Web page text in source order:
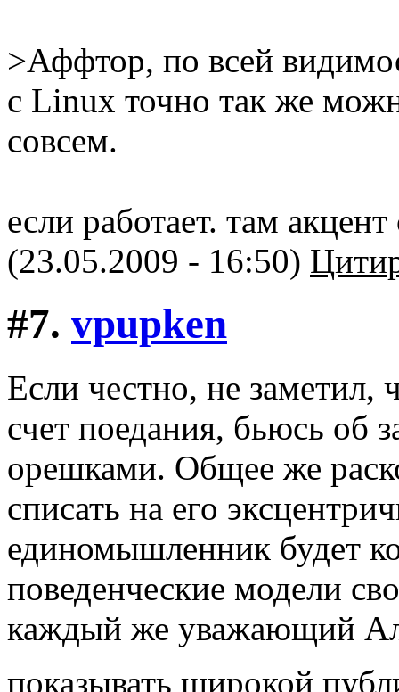
>Аффтор, по всей
с Linux точно так же
совсем.
если работает. там
(23.05.2009 - 16:50)
#7. vpupken
Если честно, не заметил,
счет поедания, бьюсь об
орешками. Общее же
списать на его
единомышленник будет
поведенческие модели
каждый же уважающий
показывать широкой